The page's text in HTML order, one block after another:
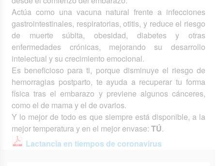
Actúa como una vacuna natural frente a infecciones
gastrointestinales, respiratorias, otitis, y reduce el riesgo
de muerte súbita, obesidad, diabetes y otras
enfermedades crónicas, mejorando su desarrollo
intelectual y su crecimiento emocional.
Es beneficioso para ti, porque disminuye el riesgo de
hemorragias postparto, te ayuda a recuperar tu forma
física tras el embarazo y previene algunos cánceres,
como el de mama y el de ovarios.
Y lo mejor de todo es que siempre está disponible, a la
mejor temperatura y en el mejor envase:TÚ.
Lactancia en tiempos de coronavirus